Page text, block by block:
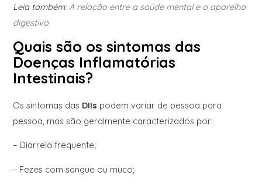
Leia também: A relação entre a saúde mental e o aparelho
digestivo
Quais são os sintomas das
Doenças Inflamatórias
Intestinais?
Os sintomas das DIIs podem variar de pessoa para
pessoa, mas são geralmente caracterizados por:
– Diarreia frequente;
– Fezes com sangue ou muco;